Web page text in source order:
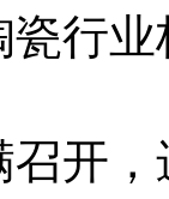
行
开